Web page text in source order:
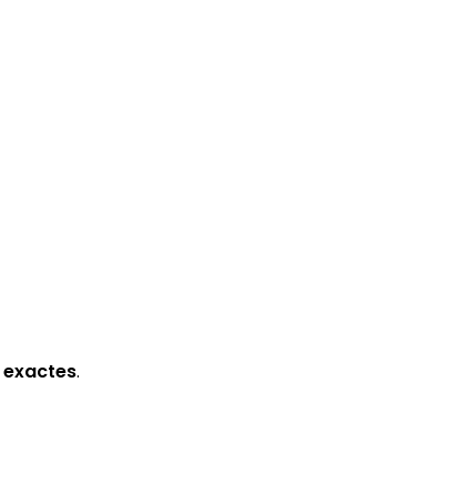
exactes.